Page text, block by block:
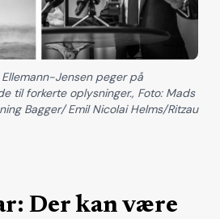
Der kan være
Jensen peger på
til forkerte oplysninger., Foto: Mads
Bagger/ Emil Nicolai Helms/Ritzau